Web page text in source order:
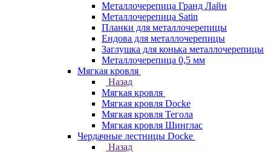
Металлочерепица Гранд Лайн
Металлочерепица Satin
Планки для металлочерепицы
Ендова для металлочерепицы
Заглушка для конька металлочерепицы
Металлочерепица 0,5 мм
Мягкая кровля
Назад
Мягкая кровля
Мягкая кровля Docke
Мягкая кровля Тегола
Мягкая кровля Шинглас
Чердачные лестницы Docke
Назад